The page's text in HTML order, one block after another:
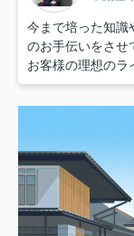
今まで培った知識
のお手伝いをさせ
お客様の理想のラ